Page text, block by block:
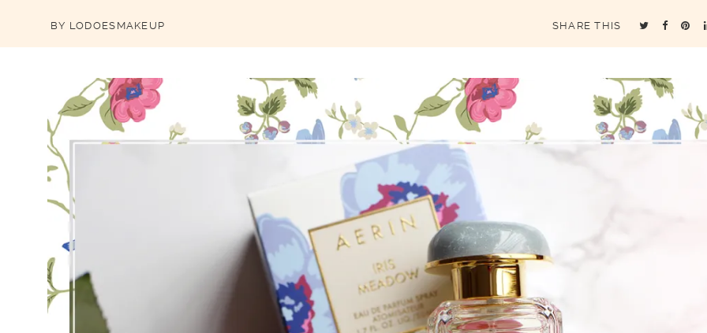
BY LODOESMAKEUP SHARE THIS